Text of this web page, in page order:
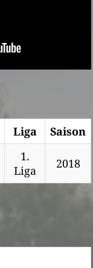
Liga
Saison
1.
Liga
2018